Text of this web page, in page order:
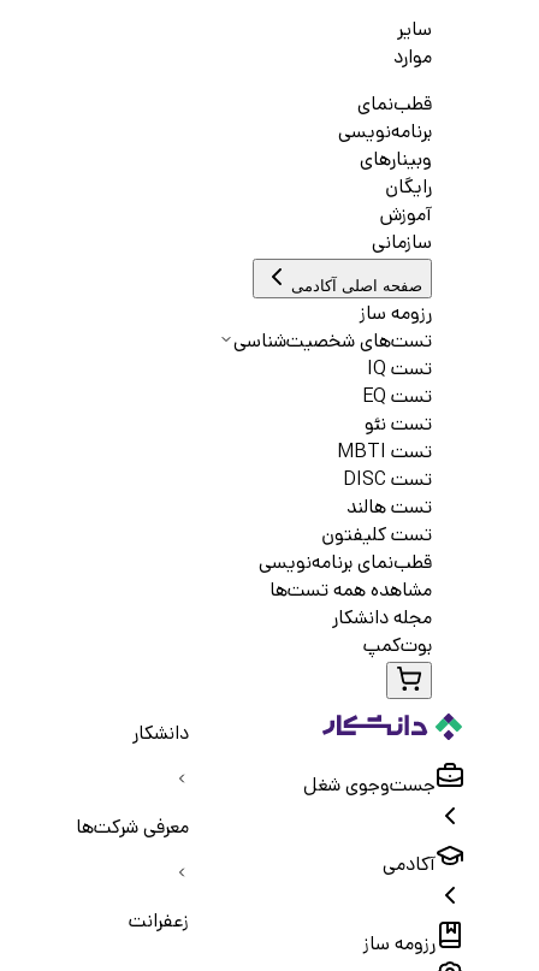
سایر
موارد
قطب‌نمای
برنامه‌نویسی
وبینارهای
رایگان
آموزش
سازمانی
صفحه اصلی آکادمی
رزومه ساز
تست‌های شخصیت‌شناسی
تست IQ
تست EQ
تست نئو
تست MBTI
تست DISC
تست هالند
تست کلیفتون
قطب‌نمای برنامه‌نویسی
مشاهده همه تست‌ها
مجله دانشکار
بوت‌کمپ
جست‌و‌جوی شغل
آکادمی
رزومه ساز
دانشکار
معرفی شرکت‌ها
زعفرانت